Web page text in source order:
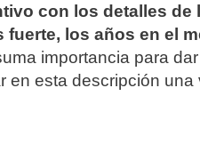
con los detalles de
los años en el
importancia para
en esta descripción